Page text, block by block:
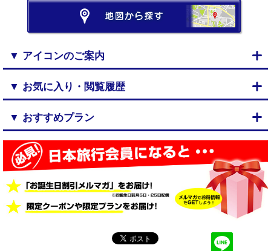
▼ アイコンのご案内
▼ お気に入り・閲覧履歴
▼ おすすめプラン